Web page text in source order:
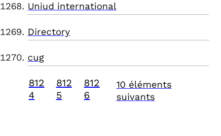
Uniud international
Directory
cug
812
4
812
5
812
6
10 éléments
suivants